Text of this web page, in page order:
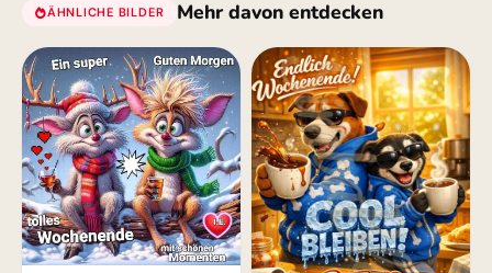
ÄHNLICHE BILDER Mehr davon entdecken